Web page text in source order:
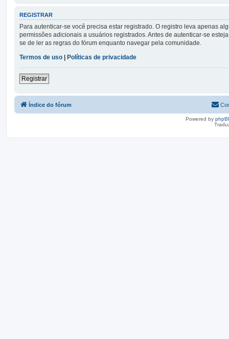
REGISTRAR
Para autenticar-se você precisa estar registrado. O registro leva apenas
permissões adicionais a usuários registrados. Antes de autenticar-se
se de ler as regras do fórum enquanto navegar pela comunidade.
Termos de uso
Políticas de privacidade
Registrar
Índice do fórum
Powered by